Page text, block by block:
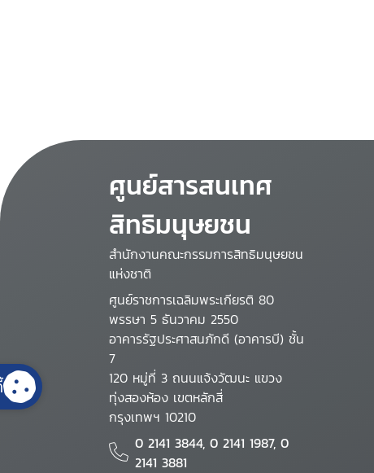
ศูนย์สารสนเทศ
สิทธิมนุษยชน
สำนักงานคณะกรรมการสิทธิมนุษยชน
แห่งชาติ
ศูนย์ราชการเฉลิมพระเกียรติ 80
พรรษา 5 ธันวาคม 2550
อาคารรัฐประศาสนภักดี (อาคารบี) ชั้น
7
120 หมู่ที่ 3 ถนนแจ้งวัฒนะ แขวง
ทุ่งสองห้อง เขตหลักสี่
กรุงเทพฯ 10210
0 2141 3844, 0 2141 1987, 0
2141 3881